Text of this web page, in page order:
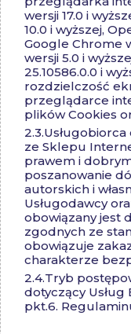
wersji 17.0 i
10.0 i wyższej,
Google Chrome
wersji 5.0 i
25.10586.0.0 i
rozdzielczość
przeglądarce
plików Cookies
2.3.
ze Sklepu
prawem i
poszanowanie
autorskich i
Usługodawcy
obowiązany jest
zgodnych ze
obowiązuje
charakterze
2.4.Tryb
dotyczący
pkt.6.